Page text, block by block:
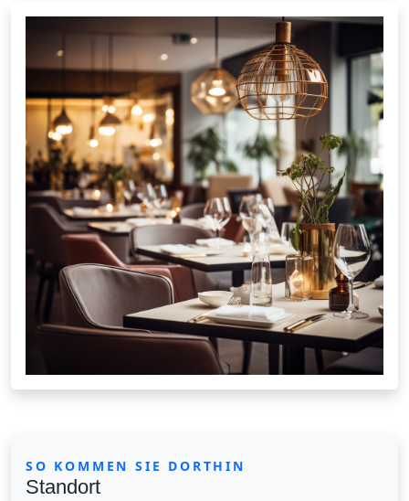
SO KOMMEN SIE DORTHIN
Standort